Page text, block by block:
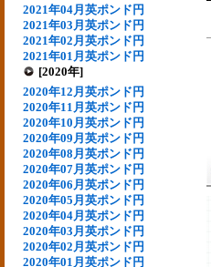
2021年04月英ポンド円
2021年03月英ポンド円
2021年02月英ポンド円
2021年01月英ポンド円
[2020年]
2020年12月英ポンド円
2020年11月英ポンド円
2020年10月英ポンド円
2020年09月英ポンド円
2020年08月英ポンド円
2020年07月英ポンド円
2020年06月英ポンド円
2020年05月英ポンド円
2020年04月英ポンド円
2020年03月英ポンド円
2020年02月英ポンド円
2020年01月英ポンド円